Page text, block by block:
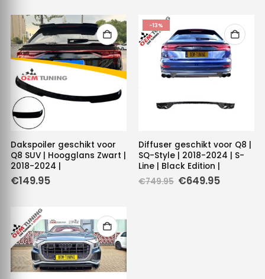
Dakspoiler geschikt voor
Q8 SUV | Hoogglans Zwart |
2018-2024 |
€149.95
-13%
Diffuser geschikt voor Q8 |
SQ-Style | 2018-2024 | S-
Line | Black Edition |
€749.95 Oorspronkelijke
€649.95Huidige